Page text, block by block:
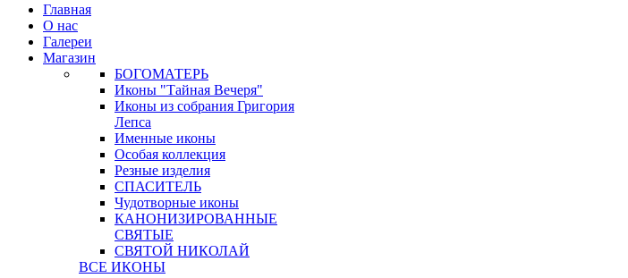
Главная
О нас
Галереи
Магазин
БОГОМАТЕРЬ
Иконы "Тайная Вечеря"
Иконы из собрания Григория
Лепса
Именные иконы
Особая коллекция
Резные изделия
СПАСИТЕЛЬ
Чудотворные иконы
КАНОНИЗИРОВАННЫЕ
СВЯТЫЕ
СВЯТОЙ НИКОЛАЙ
ВСЕ ИКОНЫ